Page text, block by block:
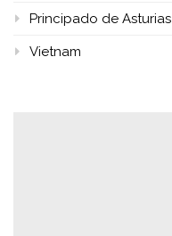
Principado de Asturias
Vietnam